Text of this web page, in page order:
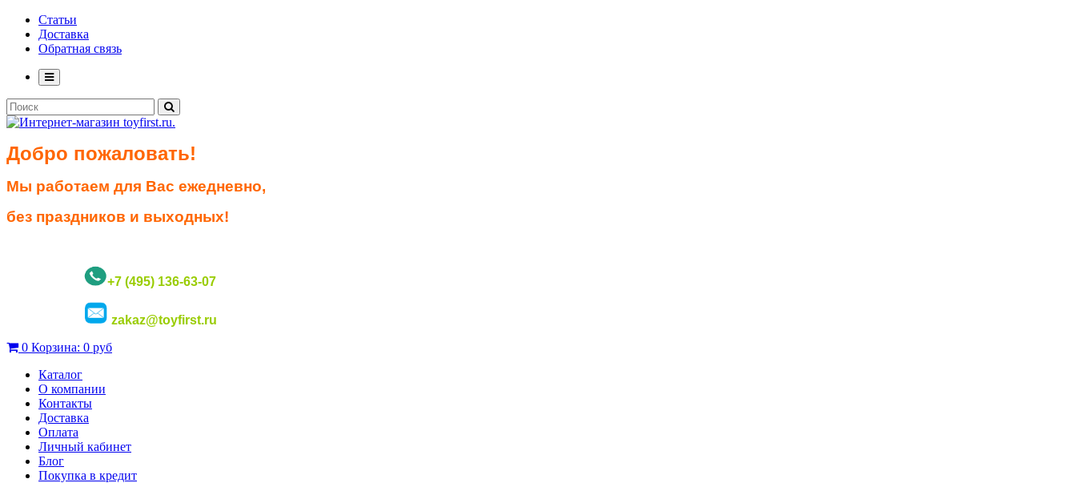
Статьи
Доставка
Обратная связь
Добро пожаловать!
Мы работаем для Вас ежедневно,
без праздников и выходных!
+7 (495) 136-63-07
zakaz@toyfirst.ru
0 Корзина: 0 руб
Каталог
О компании
Контакты
Доставка
Оплата
Личный кабинет
Блог
Покупка в кредит